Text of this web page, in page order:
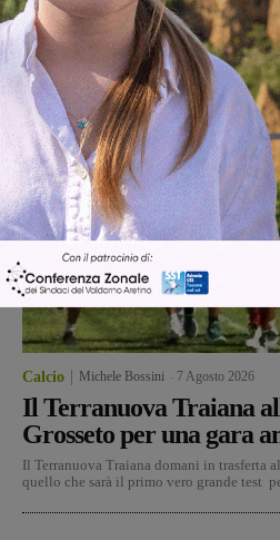
Ultime Calcio
Calcio Michele Bossini 7 Agosto 2026
Il Terranuova Traiana
Grosseto per una gara
Il Terranuova Traiana domani in trasferta
quello che sarà il primo vero grande test